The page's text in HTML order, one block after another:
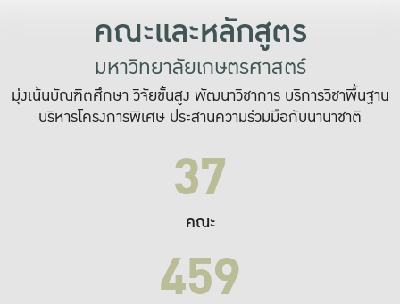
คณะและหลักสูตร
มหาวิทยาลัยเกษตรศาสตร์
มุ่งเน้นบัณฑิตศึกษา วิจัยขั้นสูง พัฒนาวิชาการ บริการวิชาพื้นฐาน
บริหารโครงการพิเศษ ประสานความร่วมมือกับนานาชาติ
37
คณะ
459